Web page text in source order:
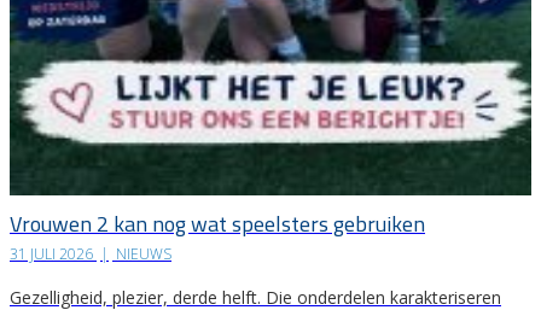
Vrouwen 2 kan nog wat speelsters gebruiken
31 JULI 2026 | NIEUWS
Gezelligheid, plezier, derde helft. Die onderdelen karakteriseren